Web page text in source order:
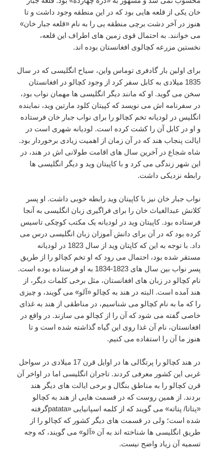
خان یکی از قلعه هایی بود که در این منطقه وجود داشت و تا
هنوز در آخر دشت برچی منطقه یی را به نام «قلعه جبار خان»
می خوانند. به احتمال قوی زمین های اطراف این قلعه،
نخستین مزرعه کچالوی افغانستان بوده اند.
برای اولین بار گادفری توماس واین، سیاح انگلیسی که در سال
1835 میلادی به کابل سفر کرد از وجود کچالو در افغانستان
سخن می گوید. او که مانند دیگر انگلیسی ها مهمان نواب بود،
در سفرنامه اش می نویسد که کپیتان کلود مارتین وید، نماینده
انگلیس در لودیانه تخم کچالو را برای نواب جبار خان فرستاده
و او در کابل آن را کشت کرده است. لودیانه شهری است در
ایالت پنجاب هند که در آن زمان از اهمیت زیادی برخوردار بود.
شاه شجاع در آخرین سال های اقامت طولانی اش در هند، در
این شهر زندگی می کرد و با کاپیتان وید و دیگر انگلیسی ها
رابطه نزدیکی داشت.
نواب جبار خان نیز با کاپیتان وید رابطه خوبی داشت. او پسر
کلانش عبدالغیاث خان را برای فراگیری زبان انگلیسی به آنجا
فرستاده بود. کاپیتان وید در لودیانه یک مکتب کوچکی تاسیس
کرده بود که در آن برای دانش آموزان زبان انگلیسی درس می
داد. با توجه به این که کاپتان وید از سال 1823 در لودیانه
مستقر شده بود، احتمال می رود که او تخم کچالو را از طریق
پسر نواب بین سال های 1823-1834 به او فرستاده بوده است.
نام کچالو در زبان های افغانستان، مثل برخی کلمات دیگر، از
هند آمده است. البته در هند به کچالو «آلو» می گویند، و چیزی
را که ما به نام کچالو می شناسیم، در مناطقی از هند به غذای
خاصی گفته می شود که آن را از کچالو می سازند. در واقع در
افغانستان، نام آن غذا روی این گیاه گذاشته شده است و تا
هنوز ما آن را استفاده می کنیم.
در هند کچالو را پرتگالی ها در اوایل قرن 17 میلادی در سواحل
غربی این کشور معرفی کردند. تاجران انگلیسی اما در اواخر آن
قرن کچالو را به مناطق بنگال و برخی ایالت های دیگر هند
بردند. از همین روست که در قسمت هایی از هند به کچالو
«پتاتا/ پتاته» می گویند که از کلمه اسپانیایی «patataگرفته
شده است؛ ولی در قسمت های دیگر کشور که کچالو را از
طریق انگلیسی ها شناخته اند به آن «آلو» می گویند، که وجه
تسمیه آن زیاد واضح نیست.